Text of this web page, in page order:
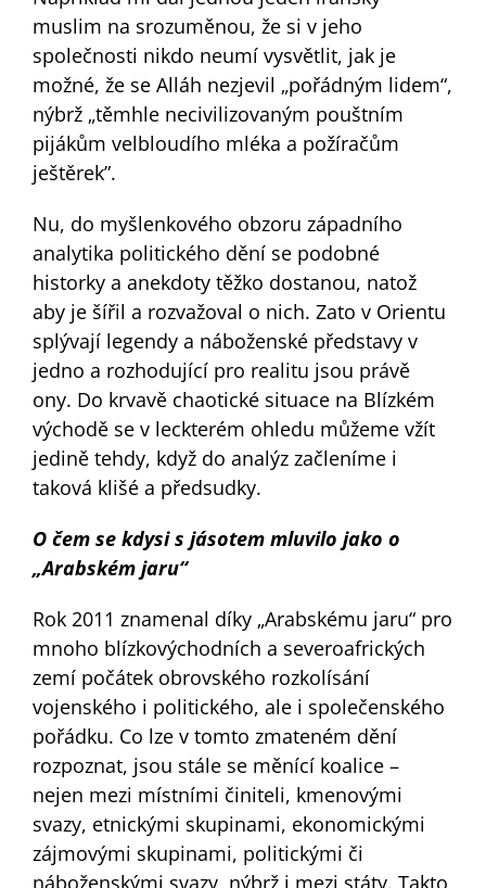
muslim na srozuměnou, že si v jeho
společnosti nikdo neumí vysvětlit, jak je
možné, že se Alláh nezjevil „pořádným lidem“,
nýbrž „těmhle necivilizovaným pouštním
pijákům velbloudího mléka a požíračům
ještěrek”.
Nu, do myšlenkového obzoru západního
analytika politického dění se podobné
historky a anekdoty těžko dostanou, natož
aby je šířil a rozvažoval o nich. Zato v Orientu
splývají legendy a náboženské představy v
jedno a rozhodující pro realitu jsou právě
ony. Do krvavě chaotické situace na Blízkém
východě se v leckterém ohledu můžeme vžít
jedině tehdy, když do analýz začleníme i
taková klišé a předsudky.
O čem se kdysi s jásotem mluvilo jako o
„Arabském jaru“
Rok 2011 znamenal díky „Arabskému jaru“ pro
mnoho blízkovýchodních a severoafrických
zemí počátek obrovského rozkolísání
vojenského i politického, ale i společenského
pořádku. Co lze v tomto zmateném dění
rozpoznat, jsou stále se měnící koalice –
nejen mezi místními činiteli, kmenovými
svazy, etnickými skupinami, ekonomickými
zájmovými skupinami, politickými či
náboženskými svazy, nýbrž i mezi státy. Takto